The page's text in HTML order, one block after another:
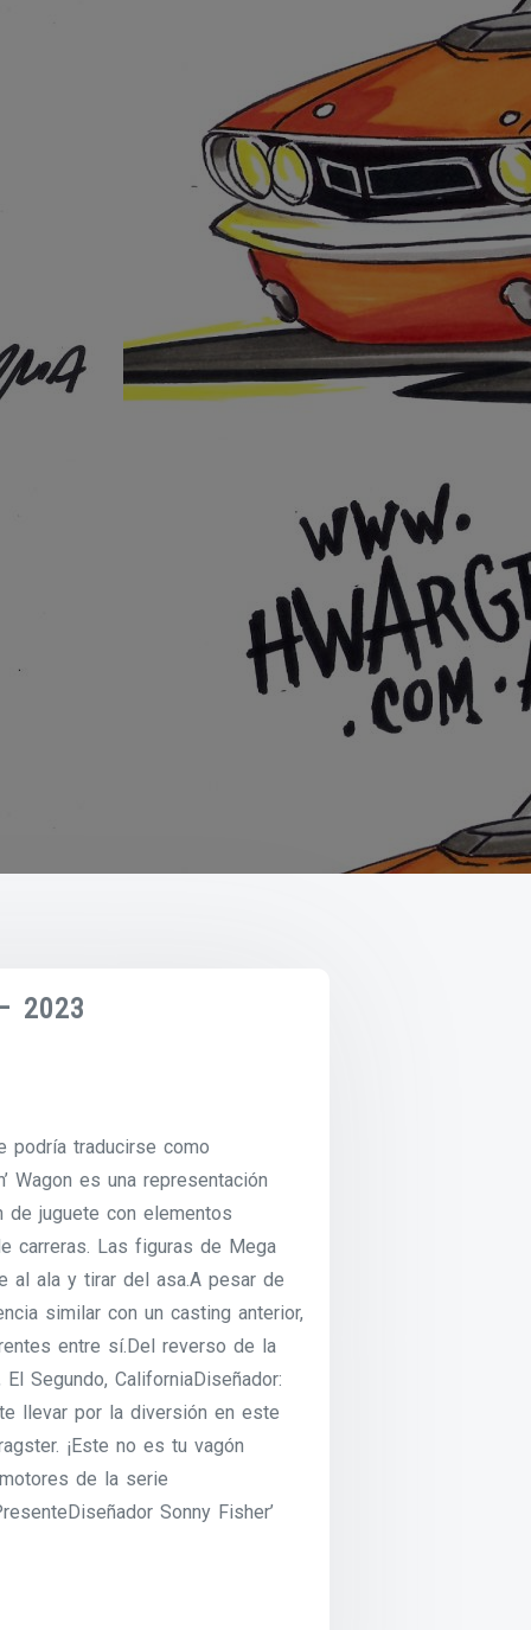
2023
podría traducirse como
Wagon es una representación
de juguete con elementos
carreras. Las figuras de Mega
al ala y tirar del asa.A pesar de
similar con un casting anterior,
entre sí.Del reverso de la
Segundo, CaliforniaDiseñador:
llevar por la diversión en este
¡Este no es tu vagón
de la serie
Sonny Fisher’